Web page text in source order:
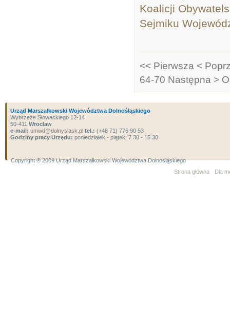
Koalicji
Sejmiku
<< Pierwsza <
64-70 Następna >
Urząd Marszałkowski Województwa Dolnośląskiego
Wybrzeże Słowackiego 12-14
50-411 Wrocław
e-mail: umwd@dolnyslask.pl tel.: (+48 71) 776 90 53
Godziny pracy Urzędu: poniedziałek - piątek: 7.30 - 15.30
Copyright ® 2009 Urząd Marszałkowski Województwa Dolnośląskiego
Strona główna
Dla